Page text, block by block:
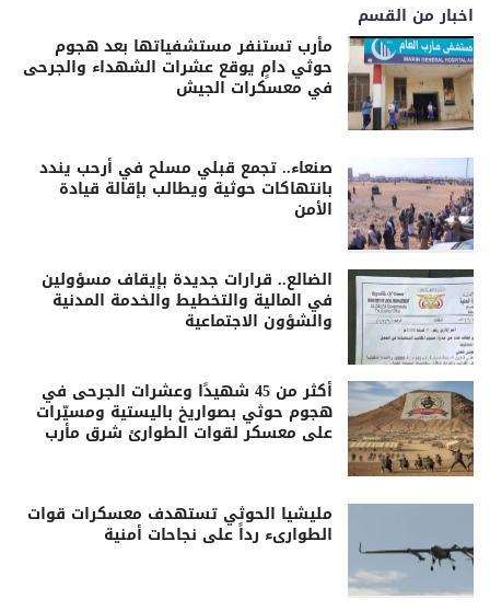
اخبار من القسم
مأرب تستنفر مستشفياتها بعد هجوم
حوثي دامٍ يوقع عشرات الشهداء والجرحى
في معسكرات الجيش
صنعاء.. تجمع قبلي مسلح في أرحب يندد
بانتهاكات حوثية ويطالب بإقالة قيادة
الأمن
الضالع.. قرارات جديدة بإيقاف مسؤولين
في المالية والتخطيط والخدمة المدنية
والشؤون الاجتماعية
أكثر من 45 شهيدًا وعشرات الجرحى في
هجوم حوثي بصواريخ باليستية ومسيّرات
على معسكر لقوات الطوارئ شرق مأرب
مليشيا الحوثي تستهدف معسكرات قوات
الطوارىء رداً على نجاحات أمنية